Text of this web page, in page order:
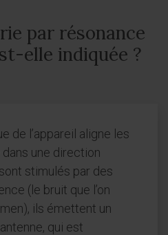
par résonance
elle indiquée ?
de l’appareil aligne les
une direction
stimulés par des
(le bruit que l’on
ils émettent un
qui est